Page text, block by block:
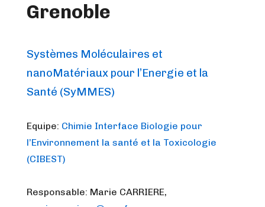
Grenoble
Systèmes Moléculaires et
nanoMatériaux pour l’Energie et la
Santé (SyMMES)
Equipe: Chimie Interface Biologie pour
l’Environnement la santé et la Toxicologie
(CIBEST)
Responsable: Marie CARRIERE,